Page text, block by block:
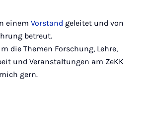
einem Vorstand geleitet und von
betreut.
die Themen Forschung, Lehre,
und Veranstaltungen am ZeKK
gern.